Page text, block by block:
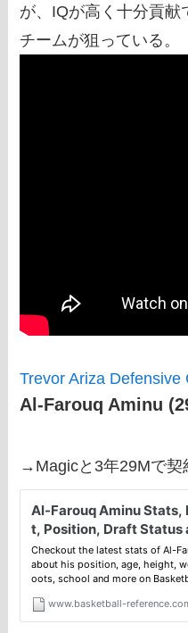
が、IQが高く十分貢献
チームが狙っている。
Trevor Ariza Defensive
Al-Farouq Aminu
→Magicと3年29Mで契